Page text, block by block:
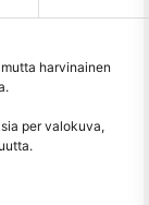
harvinainen
per valokuva,